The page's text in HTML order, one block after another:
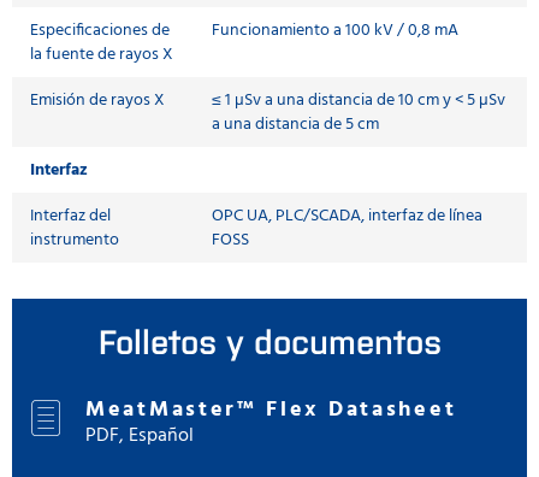
Especificaciones de
la fuente de rayos X
Funcionamiento a 100 kV / 0,8 mA
Emisión de rayos X
≤ 1 µSv a una distancia de 10 cm y < 5 µSv
a una distancia de 5 cm
Interfaz
Interfaz del
instrumento
OPC UA, PLC/SCADA, interfaz de línea
FOSS
Folletos y documentos
MeatMaster™ Flex Datasheet
PDF, Español